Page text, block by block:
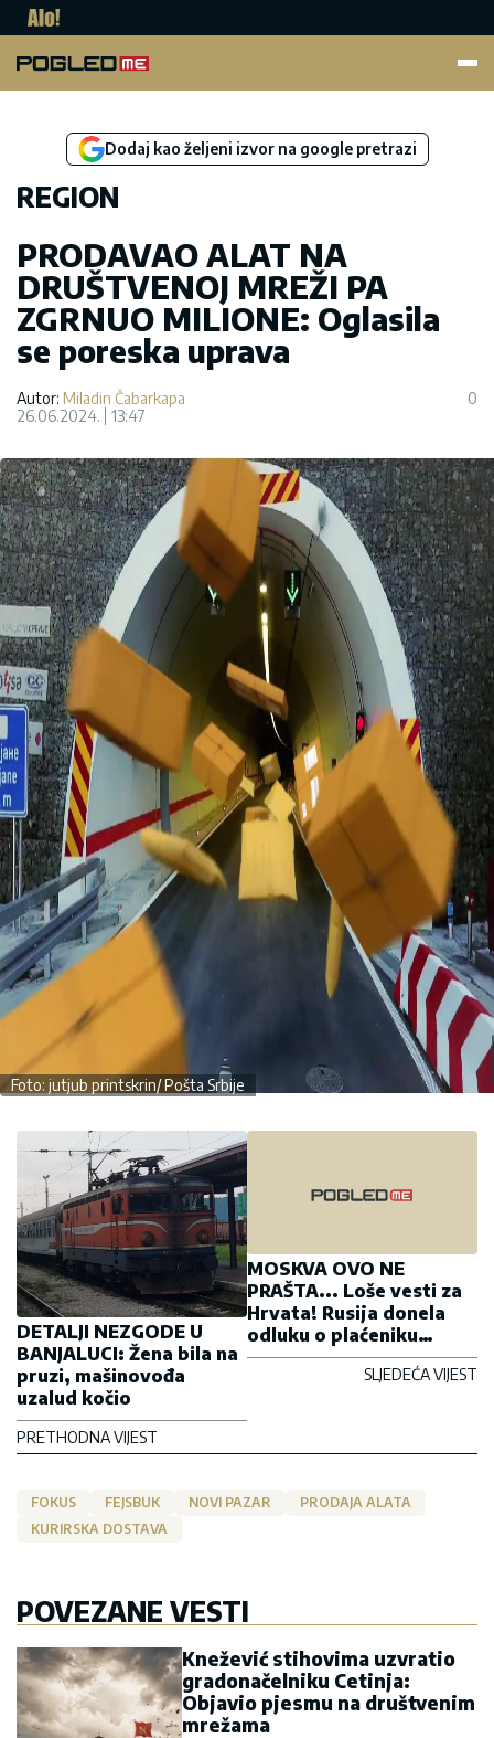
Dodaj kao željeni izvor na google pretrazi
REGION
PRODAVAO ALAT NA
DRUŠTVENOJ MREŽI PA
ZGRNUO MILIONE: Oglasila
se poreska uprava
Autor: Miladin Čabarkapa
26.06.2024.
13:47
0
Foto: jutjub printskrin/ Pošta Srbije
DETALJI NEZGODE U
BANJALUCI: Žena bila na
pruzi, mašinovođa
uzalud kočio
PRETHODNA VIJEST
MOSKVA OVO NE
PRAŠTA... Loše vesti za
Hrvata! Rusija donela
odluku o plaćeniku
Vjekoslavu!
SLJEDEĆA VIJEST
FOKUS FEJSBUK NOVI PAZAR
PRODAJA ALATA
KURIRSKA DOSTAVA
POVEZANE VESTI
Knežević stihovima uzvratio
gradonačelniku Cetinja:
Objavio pjesmu na društvenim
mrežama